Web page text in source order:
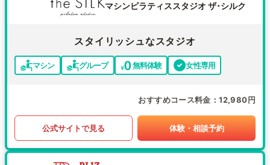
マシンピラティススタジオ ザ･シルク
スタイリッシュなスタジオ
マシン グループ 無料体験 女性専用
おすすめコース料金 12,980円
公式サイトで見る 体験・相談予約